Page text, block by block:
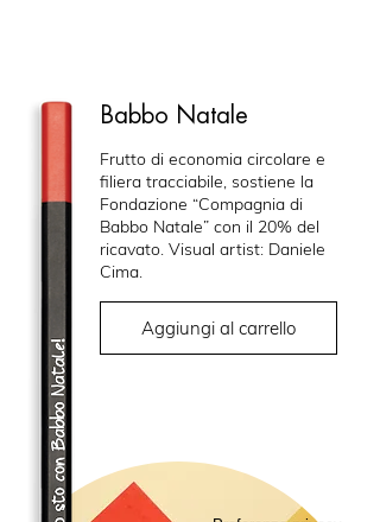
Frutto di economia circolare e
filiera tracciabile, sostiene la
Fondazione “Compagnia di
Babbo Natale” con il 20% del
ricavato. Visual artist: Daniele
Cima.
Aggiungi al carrello
Babbo Natale